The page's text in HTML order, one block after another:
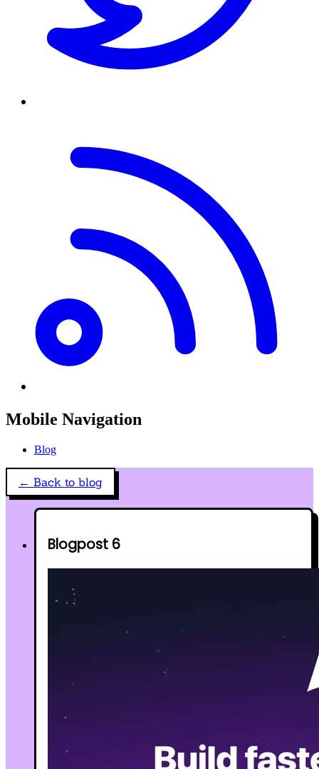
Mobile Navigation
Blog
← Back to blog
Blogpost 6